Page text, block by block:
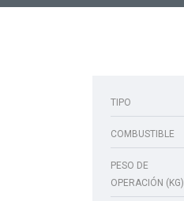
TIPO
COMBUSTIBLE
PESO DE
OPERACIÓN (KG)